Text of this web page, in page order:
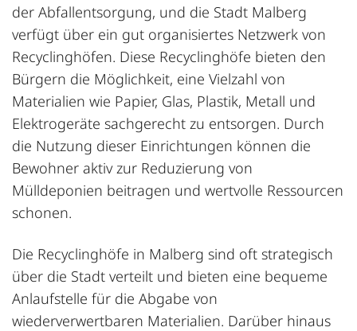
der Abfallentsorgung, und die Stadt Malberg
verfügt über ein gut organisiertes Netzwerk von
Recyclinghöfen. Diese Recyclinghöfe bieten den
Bürgern die Möglichkeit, eine Vielzahl von
Materialien wie Papier, Glas, Plastik, Metall und
Elektrogeräte sachgerecht zu entsorgen. Durch
die Nutzung dieser Einrichtungen können die
Bewohner aktiv zur Reduzierung von
Mülldeponien beitragen und wertvolle Ressourcen
schonen.
Die Recyclinghöfe in Malberg sind oft strategisch
über die Stadt verteilt und bieten eine bequeme
Anlaufstelle für die Abgabe von
wiederverwertbaren Materialien. Darüber hinaus